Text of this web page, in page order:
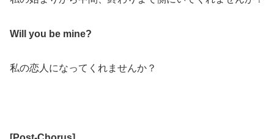
Will you be mine?
私の恋人になってくれませんか？